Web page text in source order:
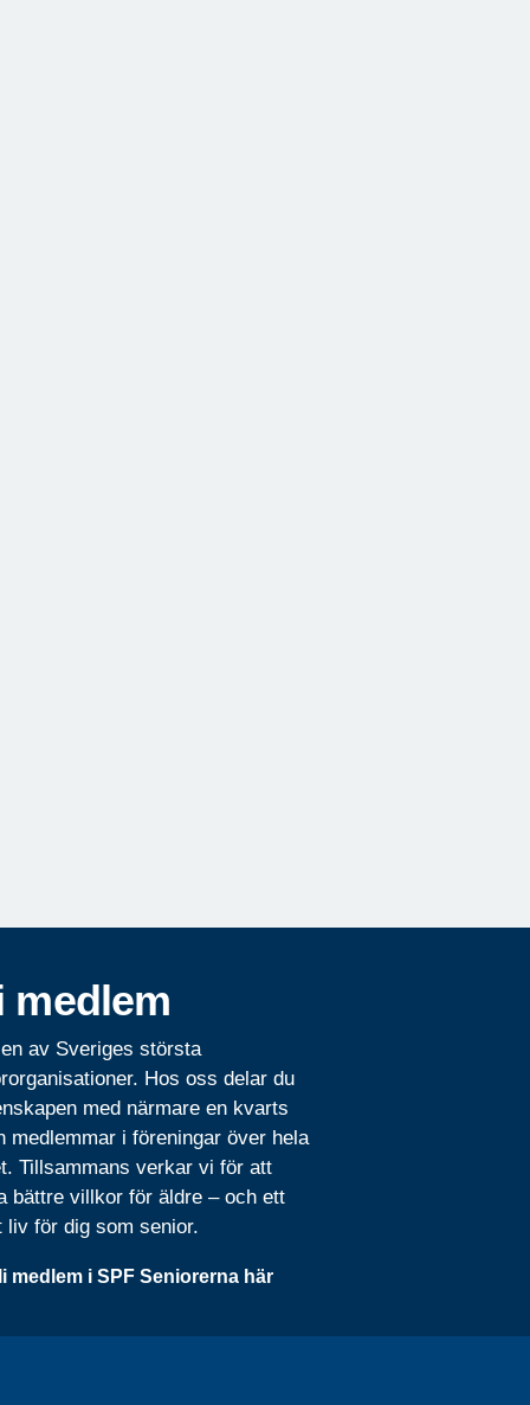
medlem
av Sveriges största
Hos oss delar du
med närmare en kvarts
medlemmar i föreningar över hela
Tillsammans verkar vi för att
bättre villkor för äldre – och ett
liv för dig som senior.
medlem i SPF Seniorerna här